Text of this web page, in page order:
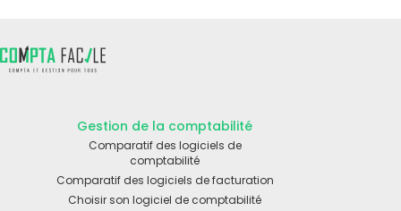
Gestion de la comptabilité
Comparatif des logiciels de
comptabilité
Comparatif des logiciels de facturation
Choisir son logiciel de comptabilité